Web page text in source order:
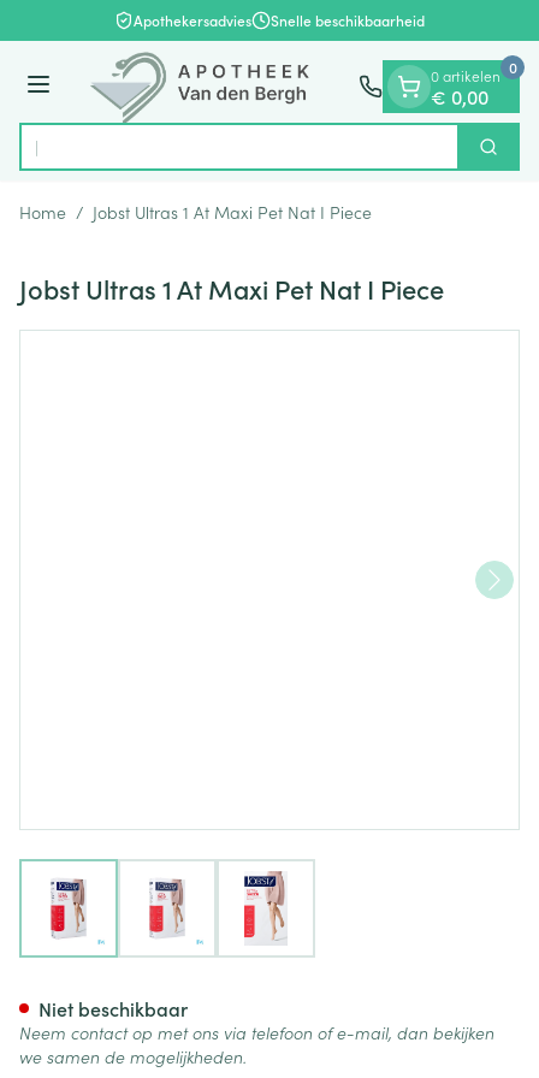
Ga naar de inhoudApothekersadvies Snelle beschikbaarheid
Menu
Product, merk, categorie...
Op Zoek
0 artikelen
€ 0,00
0
Home / Jobst Ultras 1 At Maxi Pet Nat I Piece
Jobst Ultras 1 At Maxi Pet Nat I Piece
View larger imageView larger imageView larger image
Niet beschikbaar
Neem contact op met ons via telefoon of e-mail, dan bekijken
we samen de mogelijkheden.